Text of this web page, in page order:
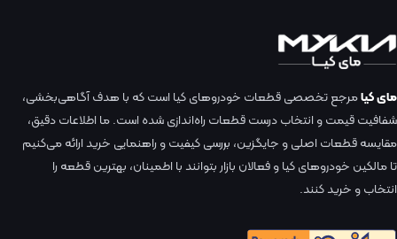
مای کیامرجع تخصصی قطعات خودروهای کیا است که با هدف آگاهی‌بخشی،
شفافیت قیمت و انتخاب درست قطعات راه‌اندازی شده است. ما اطلاعات دقیق،
مقایسه قطعات اصلی و جایگزین، بررسی کیفیت و راهنمایی خرید ارائه می‌کنیم
تا مالکین خودروهای کیا و فعالان بازار بتوانند با اطمینان، بهترین قطعه را
انتخاب و خرید کنند.